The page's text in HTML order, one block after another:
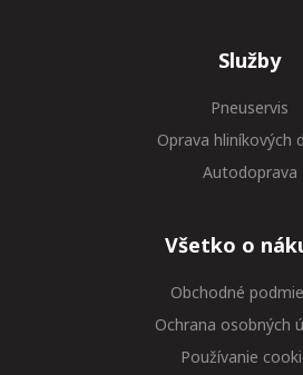
Služby
Pneuservis
Oprava hliníkových
Autodoprava
Všetko o
Obchodné
Ochrana osobných
Používanie